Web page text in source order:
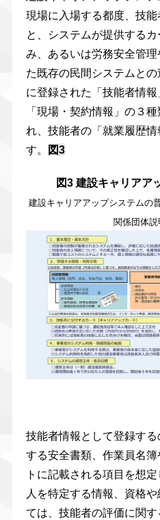
現場に入場する都度、技
と、システムが提供する
み、あるいは労務安全管
た既存の民間システムと
に登録された「技能者情報
「現場・契約情報」の３
れ、技能者の「就業履歴
す。
図3
図3 建設キャリアア
建設キャリアアップシステムの
関係団体
技能者情報として登録す
する安全書類、作業員名
トに記載される項目を想
人を特定する情報、資格
ては、技能者の評価に関